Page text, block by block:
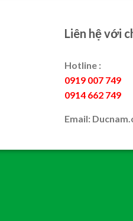
Liên hệ với
Hotline :
0919 007 749
0914 662 749
Email: